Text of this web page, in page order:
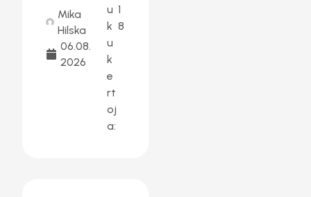
Mika
Hilska
06.08.
2026
u
k
u
k
e
rt
oj
a:
1
8